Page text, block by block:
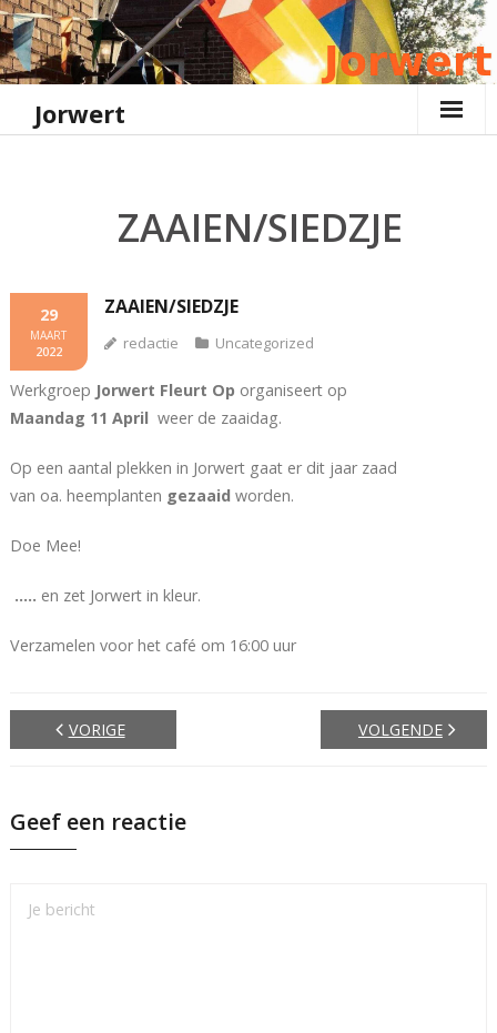
Ga
naar
de
Jorwert
ZAAIEN/SIEDZJE
ZAAIEN/SIEDZJE
29
MAART
2022 redactie Uncategorized
Werkgroep Jorwert Fleurt Op organiseert op
Maandag 11 April weer de zaaidag.
Op een aantal plekken in Jorwert gaat er dit jaar zaad
van oa. heemplanten gezaaid worden.
Doe Mee!
….. en zet Jorwert in kleur.
Verzamelen voor het café om 16:00 uur
VORIGE VOLGENDE
Geef een reactie